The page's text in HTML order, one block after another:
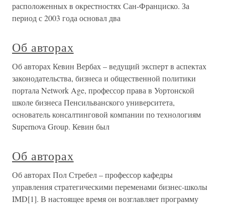
расположенных в окрестностях Сан-Франциско. За
период с 2003 года основал два
Об авторах
Об авторах Кевин Вербах – ведущий эксперт в аспектах
законодательства, бизнеса и общественной политики
портала Network Age, профессор права в Уортонской
школе бизнеса Пенсильванского университета,
основатель консалтинговой компании по технологиям
Supernova Group. Кевин был
Об авторах
Об авторах Пол Стребел – профессор кафедры
управления стратегическими переменами бизнес-школы
IMD[1]. В настоящее время он возглавляет программу